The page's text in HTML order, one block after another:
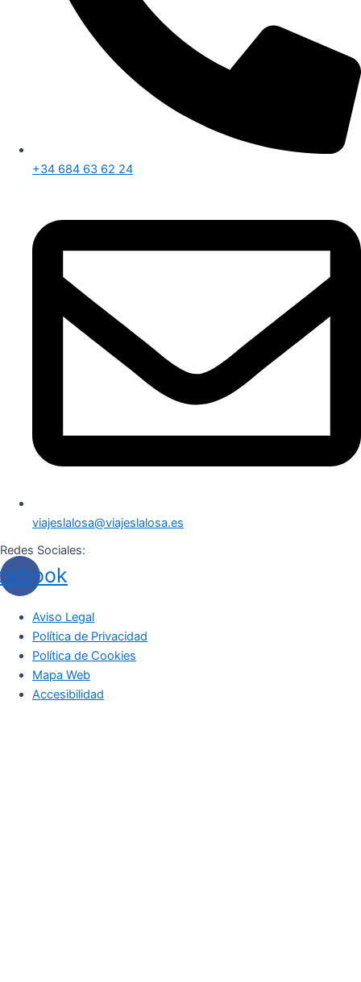
+34 684 63 62 24
viajeslalosa@viajeslalosa.es
Redes Sociales:
Aviso Legal
Política de Privacidad
Política de Cookies
Mapa Web
Accesibilidad